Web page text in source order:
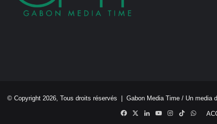
© Copyright 2026, Tous droits réservés | Gabon Media Time / Un media
Facebook
X LinkedinYouTubeInstagram
TikTok